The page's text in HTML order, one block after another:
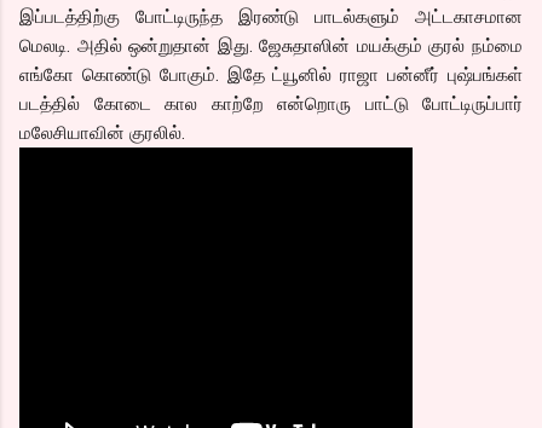
இப்படத்திற்கு போட்டிருந்த இரண்டு பாடல்களும் அட்டகாசமான
மெலடி. அதில் ஒன்றுதான் இது. ஜேசுதாஸின் மயக்கும் குரல் நம்மை
எங்கோ கொண்டு போகும். இதே ட்யூனில் ராஜா பன்னீர் புஷ்பங்கள்
படத்தில் கோடை கால காற்றே என்றொரு பாட்டு போட்டிருப்பார்
மலேசியாவின் குரலில்.